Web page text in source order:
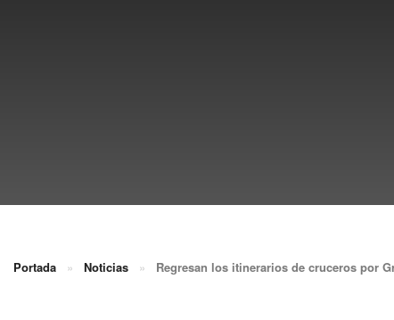
Portada » Noticias » Regresan los itinerarios de cruceros por